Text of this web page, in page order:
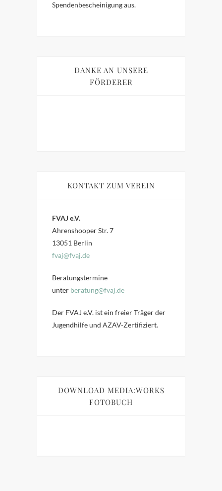
Spendenbescheinigung aus.
DANKE AN UNSERE
FÖRDERER
KONTAKT ZUM VEREIN
FVAJ e.V.
Ahrenshooper Str. 7
13051 Berlin
fvaj@fvaj.de
Beratungstermine
unter beratung@fvaj.de
Der FVAJ e.V. ist ein freier Träger der
Jugendhilfe und AZAV-Zertifiziert.
DOWNLOAD MEDIA:WORKS
FOTOBUCH